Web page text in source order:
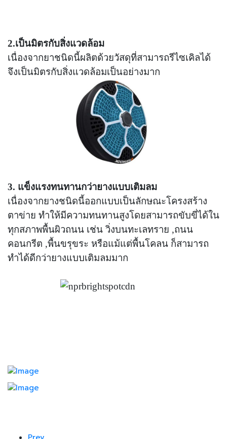
2.เป็นมิตรกับสิ่งแวดล้อม
เนื่องจากยาชนิดนี้ผลิตด้วยวัสดุที่สามารถรีไซเคิลได้
จึงเป็นมิตรกับสิ่งแวดล้อมเป็นอย่างมาก
3. แข็งแรงทนทานกว่ายางแบบเติมลม
เนื่องจากยางชนิดนี้ออกแบบเป็นลักษณะโครงสร้าง
ตาข่าย ทำให้มีความทนทานสูงโดยสามารถขับขี่ได้ใน
ทุกสภาพพื้นผิวถนน เช่น วิ่งบนทะเลทราย ,ถนน
คอนกรีต ,พื้นขรุขระ หรือแม้แต่พื้นโคลน ก็สามารถ
ทำได้ดีกว่ายางแบบเติมลมมาก